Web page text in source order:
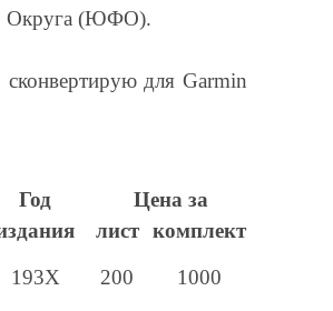
Округа (ЮФО).
для Garmin
Год
Цена за
лист комплект
193Х 200 1000